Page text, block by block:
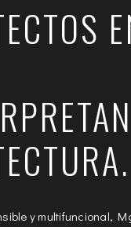
y multifuncional,